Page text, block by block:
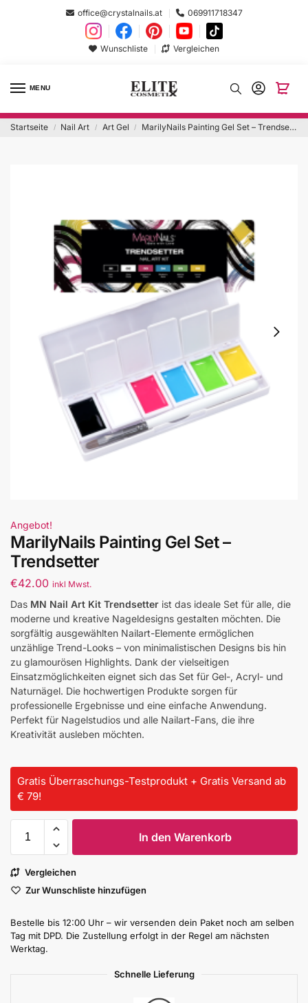
office@crystalnails.at 069911718347
Wunschliste Vergleichen
MENU
Startseite / Nail Art / Art Gel / MarilyNails Painting Gel Set – Trendsetter
Angebot!
MarilyNails Painting Gel Set –
Trendsetter
€42.00 inkl Mwst.
Das MN Nail Art Kit Trendsetter ist das ideale Set für alle, die
moderne und kreative Nageldesigns gestalten möchten. Die
sorgfältig ausgewählten Nailart-Elemente ermöglichen
unzählige Trend-Looks – von minimalistischen Designs bis hin
zu glamourösen Highlights. Dank der vielseitigen
Einsatzmöglichkeiten eignet sich das Set für Gel-, Acryl- und
Naturnägel. Die hochwertigen Produkte sorgen für
professionelle Ergebnisse und eine einfache Anwendung.
Perfekt für Nagelstudios und alle Nailart-Fans, die ihre
Kreativität ausleben möchten.
Gratis Überraschungs-Testprodukt + Gratis Versand ab
€ 79!
In den Warenkorb
Vergleichen
Zur Wunschliste hinzufügen
Bestelle bis 12:00 Uhr – wir versenden dein Paket noch am selben
Tag mit DPD. Die Zustellung erfolgt in der Regel am nächsten
Werktag.
Schnelle Lieferung